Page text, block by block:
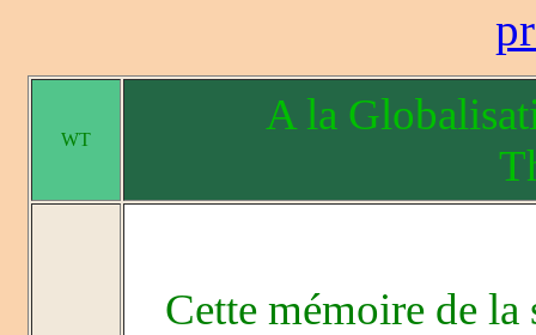
WT
A la
Cette mémoire de la